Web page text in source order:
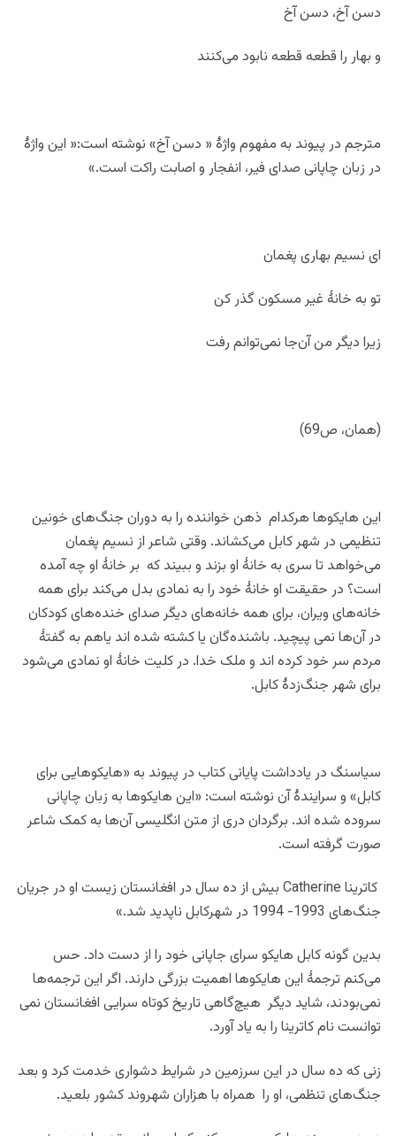
دسن آخ، دسن آخ
و بهار را قطعه قطعه نابود می‌کنند
مترجم در پیوند به مفهوم واژۀ « دسن آخ» نوشته است:« این واژۀ
در زبان چاپانی صدای فیر، انفجار و اصابت راکت است.»
ای نسیم بهاری پغمان
تو به خانۀ غیر مسکون گذر کن
زیرا دیگر من آن‌جا نمی‌توانم رفت
(همان، ص69)
این هایکوها هرکدام ذهن خواننده‌ را به دوران جنگ‌های خونین
تنظیمی در شهر کابل می‌‌کشاند. وقتی شاعر از نسیم پغمان
می‌خواهد تا سری به خانۀ او بزند و ببیند که بر خانۀ او چه آمده
است؟ در حقیقت او خانۀ خود را به نمادی بدل می‌کند برای همه
خانه‌های ویران، برای همه خانه‌های دیگر صدای خنده‌های کودکان
در آن‌ها نمی پیچید. باشنده‌گان یا کشته شده اند یاهم به گفتۀ
مردم سر خود کرده اند و ملک خدا. در کلیت خانۀ او نمادی می‌شود
برای شهر جنگ‌زدۀ کابل.
سیاسنگ در یادداشت پایانی کتاب در پیوند به «هایکوهایی برای
کابل» و سرایندۀ آن نوشته است: «این هایکوها به زبان چاپانی
سروده شده اند. برگردان دری از متن انگلیسی آن‌ها به کمک شاعر
صورت گرفته است.
کاترینا Catherine بیش‌‌ از ده سال در افغانستان زیست او در جریان
جنگ‌های 1993- 1994 در شهرکابل ناپدید شد.»
بدین گونه کابل هایکو سرای جاپانی خود را از دست داد. حس
می‌کنم ترجمۀ این هایکوها اهمیت بزرگی دارند. اگر این ترجمه‌ها
نمی‌بودند، شاید دیگر هیچ‌گاهی تاریخ کوتاه سرایی افغانستان نمی
توانست نام کاترینا را به یاد آورد.
زنی که ده سال در این سرزمین در شرایط دشواری خدمت کرد و بعد
جنگ‌های تنظمی، او را همراه با هزاران شهروند کشور بلعید.